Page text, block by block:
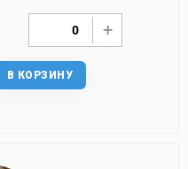
В КОРЗИНУ